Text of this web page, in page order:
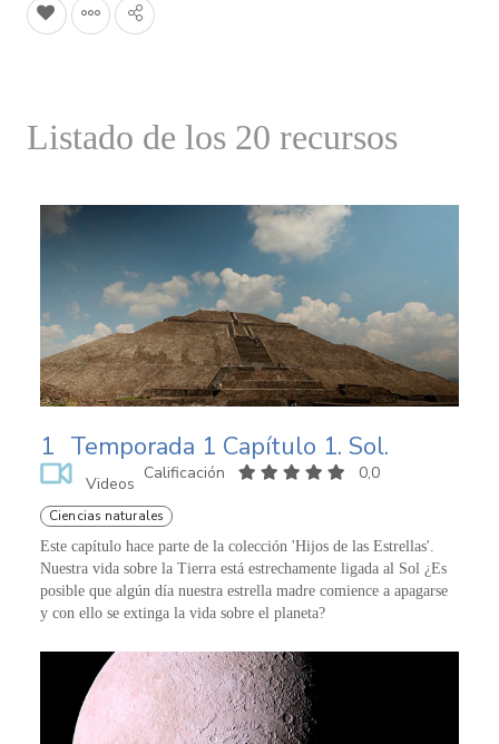
Listado de los 20 recursos
1 Temporada 1 Capítulo 1. Sol.
Videos
Calificación 0,0
Ciencias naturales
Este capítulo hace parte de la colección 'Hijos de las Estrellas'.
Nuestra vida sobre la Tierra está estrechamente ligada al Sol ¿Es
posible que algún día nuestra estrella madre comience a apagarse
y con ello se extinga la vida sobre el planeta?